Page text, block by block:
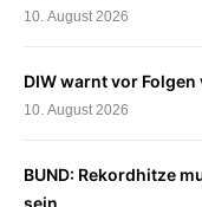
10. August 2026
DIW warnt vor
10. August 2026
BUND: Rekordhitze
sein